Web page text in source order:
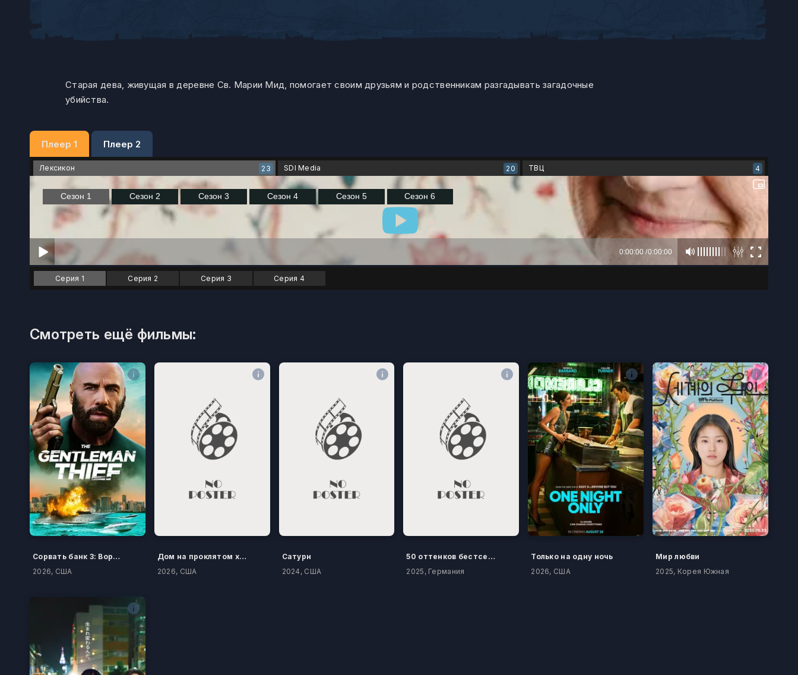
Старая дева, живущая в деревне Св. Марии Мид, помогает своим друзьям и родственникам разгадывать загадочные
убийства.
Плеер 1 Плеер 2
Лексикон 23 SDI Media 20 ТВЦ 4
Серия 1 Серия 2 Серия 3 Серия 4
Смотреть ещё фильмы:
Сорвать банк 3: Вор-джентльмен
2026, США
Дом на проклятом холме
2026, США
Сатурн
2024, США
50 оттенков бестселлера
2025, Германия
Только на одну ночь
2026, США
Мир любви
2025, Корея Южная